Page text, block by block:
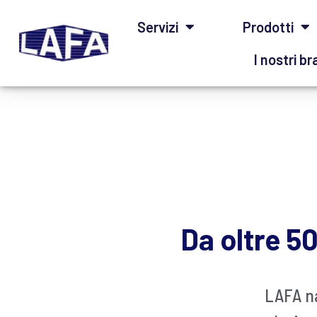
039.2021997
351 9901359
info@lafamonza.it
Viale Libertà, 100 - 20900 Monza MB
Home
Servizi Prodotti
I nostri
Da oltre
LAFA